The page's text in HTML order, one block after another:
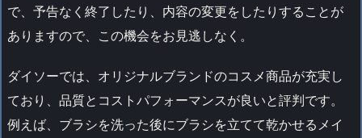
で、予告なく終了したり、内容の変更をしたりすることが
ありますので、この機会をお見逃しなく。
ダイソーでは、オリジナルブランドのコスメ商品が充実し
ており、品質とコストパフォーマンスが良いと評判です。
例えば、ブラシを洗った後にブラシを立てて乾かせるメイ